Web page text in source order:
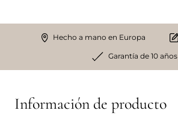
Hecho a mano en Europa
Garantía de 10 años
Información de producto